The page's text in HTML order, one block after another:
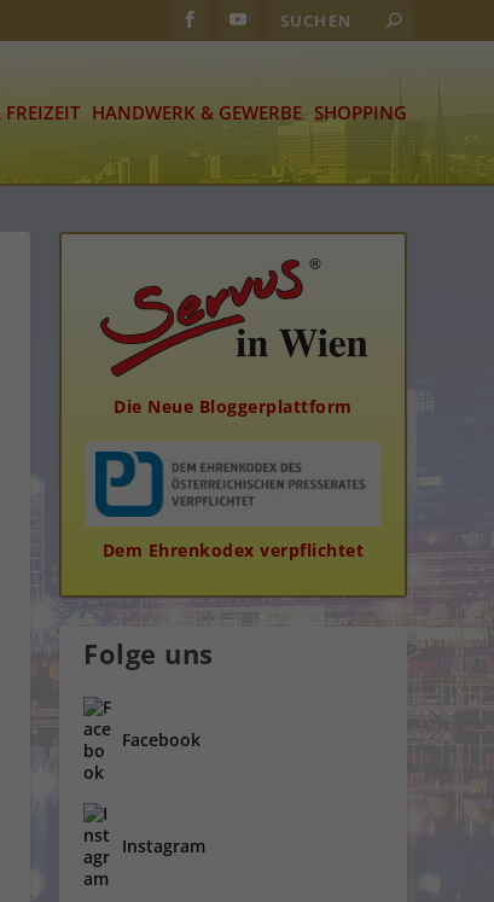
HANDWERK & GEWERBE SHOPPING
Die Neue Bloggerplattform
Dem Ehrenkodex verpflichtet
Folge uns
Facebook
Instagram